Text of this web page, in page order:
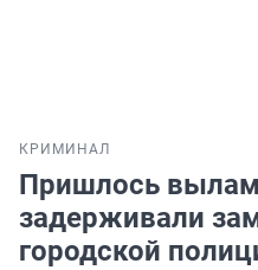
КРИМИНАЛ
Пришлось
задерживали
городской